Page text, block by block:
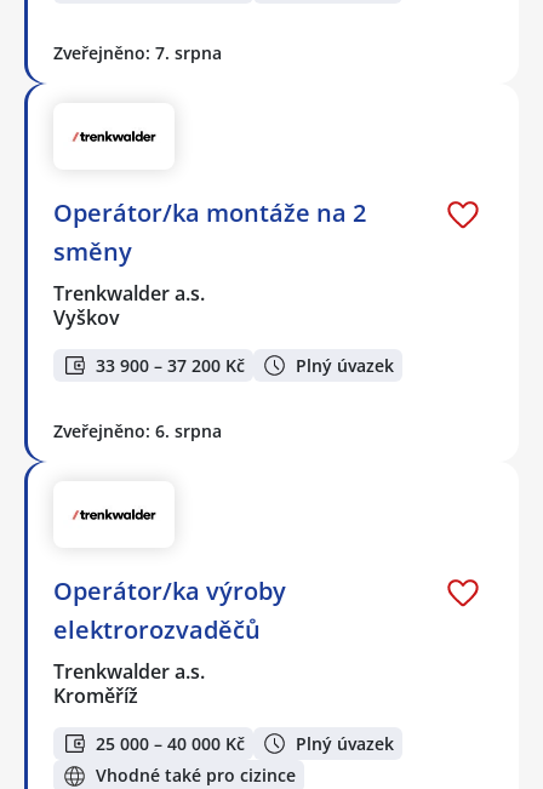
Zveřejněno: 7. srpna
Operátor/ka montáže na 2
směny
Trenkwalder a.s.
Vyškov
33 900 – 37 200 Kč Plný úvazek
Zveřejněno: 6. srpna
Operátor/ka výroby
elektrorozvaděčů
Trenkwalder a.s.
Kroměříž
25 000 – 40 000 Kč
Plný úvazek
Vhodné také pro cizince